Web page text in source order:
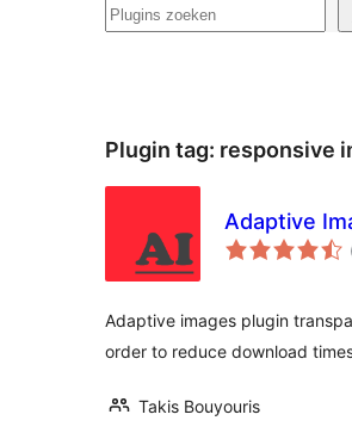
Zoeken
Plugin tag: responsive
Adaptive
Adaptive images plugin
order to reduce download
Takis Bouyouris